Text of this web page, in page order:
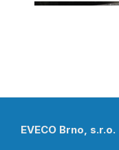
EVECO Brno, s.r.o.